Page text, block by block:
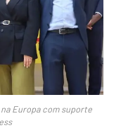
Europa com suporte